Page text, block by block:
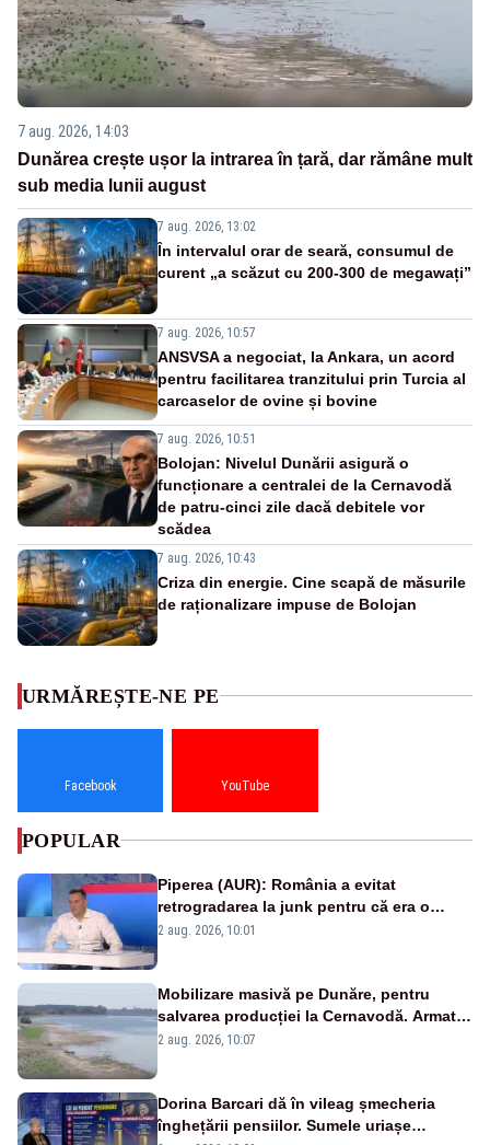
7 aug. 2026, 14:03
Dunărea crește ușor la intrarea în țară, dar rămâne mult
sub media lunii august
7 aug. 2026, 13:02
În intervalul orar de seară, consumul de
curent „a scăzut cu 200-300 de megawați”
7 aug. 2026, 10:57
ANSVSA a negociat, la Ankara, un acord
pentru facilitarea tranzitului prin Turcia al
carcaselor de ovine și bovine
7 aug. 2026, 10:51
Bolojan: Nivelul Dunării asigură o
funcționare a centralei de la Cernavodă
de patru-cinci zile dacă debitele vor
scădea
7 aug. 2026, 10:43
Criza din energie. Cine scapă de măsurile
de raționalizare impuse de Bolojan
URMĂREȘTE-NE PE
Facebook YouTube
POPULAR
Piperea (AUR): România a evitat
retrogradarea la junk pentru că era o
catastrofă pentru bănci și fondurile de
2 aug. 2026, 10:01
Mobilizare masivă pe Dunăre, pentru
salvarea producției la Cernavodă. Armata
va detona o stâncă și va devia apa
2 aug. 2026, 10:07
Dorina Barcari dă în vileag șmecheria
înghețării pensiilor. Sumele uriașe